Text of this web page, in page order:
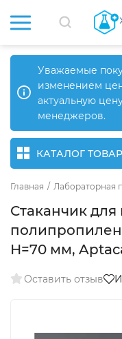
Уважаемые
изменением
актуальную
менеджеров.
КАТАЛОГ
Главная / Лабораторная
Стаканчик
Н=70 мм,
Оставить отзыв